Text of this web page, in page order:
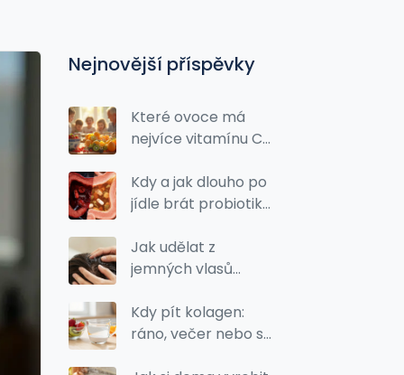
Nejnovější příspěvky
Které ovoce má
nejvíce vitamínu C?
zdraví
Kdy a jak dlouho po
jídle brát probiotika
průvodce
Jak udělat z
jemných vlasů
metody pro objem a
sílu
Kdy pít kolagen:
ráno, večer nebo s